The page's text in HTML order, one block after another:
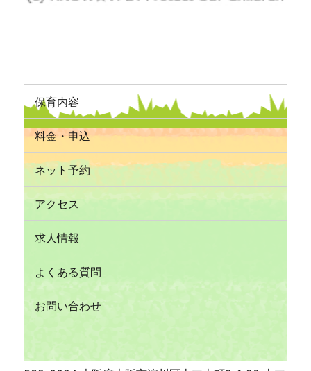
保育内容
料金・申込
ネット予約
アクセス
求人情報
よくある質問
お問い合わせ